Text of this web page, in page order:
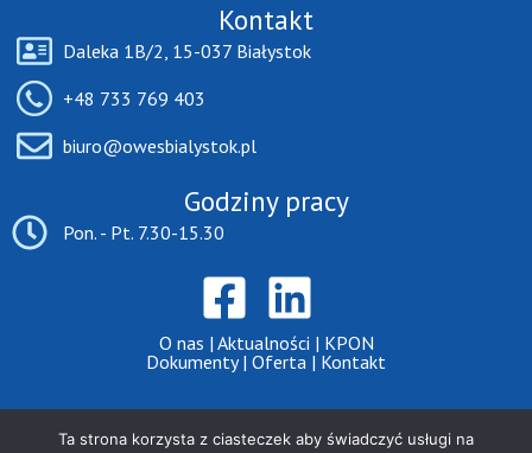
Kontakt
Daleka 1B/2, 15-037 Białystok
+48 733 769 403
biuro@owesbialystok.pl
Godziny pracy
Pon. - Pt. 7.30-15.30
O nas | Aktualności | KPON
Dokumenty| Oferta | Kontakt
Ta strona korzysta z ciasteczek aby świadczyć usługi na